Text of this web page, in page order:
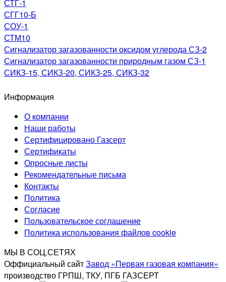
СТГ-1
СГГ10-Б
СОУ-1
СТМ10
Сигнализатор загазованности оксидом углерода СЗ-2
Сигнализатор загазованности природным газом СЗ-1
СИКЗ-15, СИКЗ-20, СИКЗ-25, СИКЗ-32
Информация
О компании
Наши работы
Сертифицировано Газсерт
Сертификаты
Опросные листы
Рекомендательные письма
Контакты
Политика
Согласие
Пользовательское соглашение
Политика использования файлов cookie
МЫ В СОЦ.СЕТЯХ
Оффициальный сайтЗавод «Первая газовая компания»
производство ГРПШ, ТКУ, ПГБ ГАЗСЕРТ